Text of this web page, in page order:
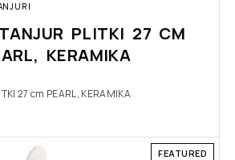
PLITKI 27 CM
KERAMIKA
27 cm PEARL, KERAMIKA
FEATURED